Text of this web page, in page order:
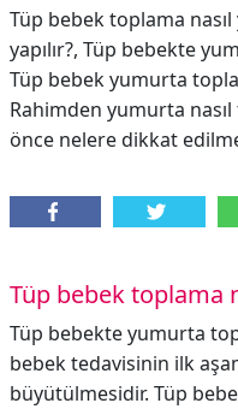
Tüp bebek toplama nasıl
yapılır?, Tüp bebekte
Tüp bebek yumurta
Rahimden yumurta
önce nelere dikkat
Tüp bebek toplama
Tüp bebekte yumurta
bebek tedavisinin ilk
büyütülmesidir. Tüp